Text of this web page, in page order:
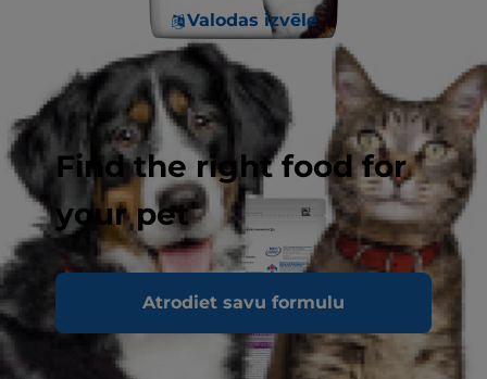
Valodas izvēle
Find the right food for
your pet
Atrodiet savu formulu